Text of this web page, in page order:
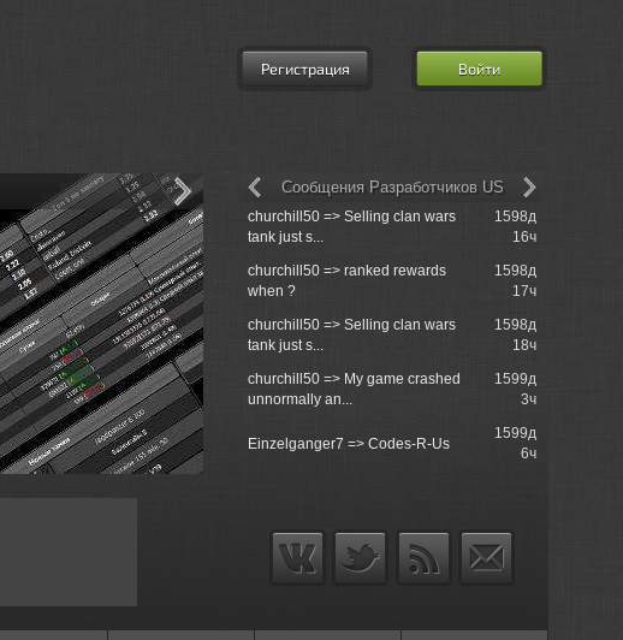
Регистрация Войти
churchill50 => Selling clan wars
tank just s...
1598д
16ч
churchill50 => ranked rewards
when ?
1598д
17ч
churchill50 => Selling clan wars
tank just s...
1598д
18ч
churchill50 => My game crashed
unnormally an...
1599д
3ч
Einzelganger7 => Codes-R-Us
1599д
6ч
Сообщения Разработчиков US